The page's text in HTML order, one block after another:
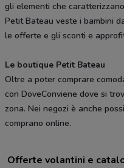
gli elementi che
Petit Bateau veste i bambini
le offerte e gli sconti e
Le boutique Petit Bateau
Oltre a poter comprare
con DoveConviene dove si
zona. Nei negozi è anche
comprano online.
Offerte volantini e